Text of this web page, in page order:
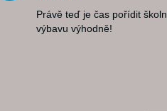
Právě teď je čas pořídit
výbavu výhodně!